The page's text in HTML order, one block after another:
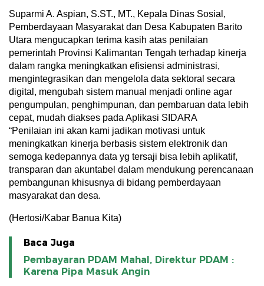
Suparmi A. Aspian, S.ST., MT., Kepala Dinas Sosial,
Pemberdayaan Masyarakat dan Desa Kabupaten Barito
Utara mengucapkan terima kasih atas penilaian
pemerintah Provinsi Kalimantan Tengah terhadap kinerja
dalam rangka meningkatkan efisiensi administrasi,
mengintegrasikan dan mengelola data sektoral secara
digital, mengubah sistem manual menjadi online agar
pengumpulan, penghimpunan, dan pembaruan data lebih
cepat, mudah diakses pada Aplikasi SIDARA
“Penilaian ini akan kami jadikan motivasi untuk
meningkatkan kinerja berbasis sistem elektronik dan
semoga kedepannya data yg tersaji bisa lebih aplikatif,
transparan dan akuntabel dalam mendukung perencanaan
pembangunan khisusnya di bidang pemberdayaan
masyarakat dan desa.
(Hertosi/Kabar Banua Kita)
Baca Juga
Pembayaran PDAM Mahal, Direktur PDAM :
Karena Pipa Masuk Angin